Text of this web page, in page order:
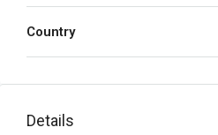
Country
Details